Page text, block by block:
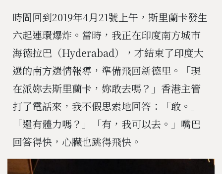
時間回到2019年4月21號上午，斯里蘭卡發生
六起連環爆炸。當時，我正在印度南方城市
海德拉巴（Hyderabad），才結束了印度大
選的南方選情報導，準備飛回新德里。「現
在派妳去斯里蘭卡，妳敢去嗎？」香港主管
打了電話來，我不假思索地回答：「敢。」
「還有體力嗎？」「有，我可以去。」嘴巴
回答得快，心臟也跳得飛快。